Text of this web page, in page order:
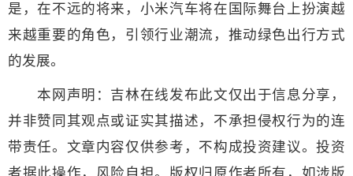
是，在不远的将来，小米汽车将在国际舞台上扮演越
来越重要的角色，引领行业潮流，推动绿色出行方式
的发展。
本网声明：吉林在线发布此文仅出于信息分享，
并非赞同其观点或证实其描述，不承担侵权行为的连
带责任。文章内容仅供参考，不构成投资建议。投资
者据此操作，风险自担。版权归原作者所有，如涉版